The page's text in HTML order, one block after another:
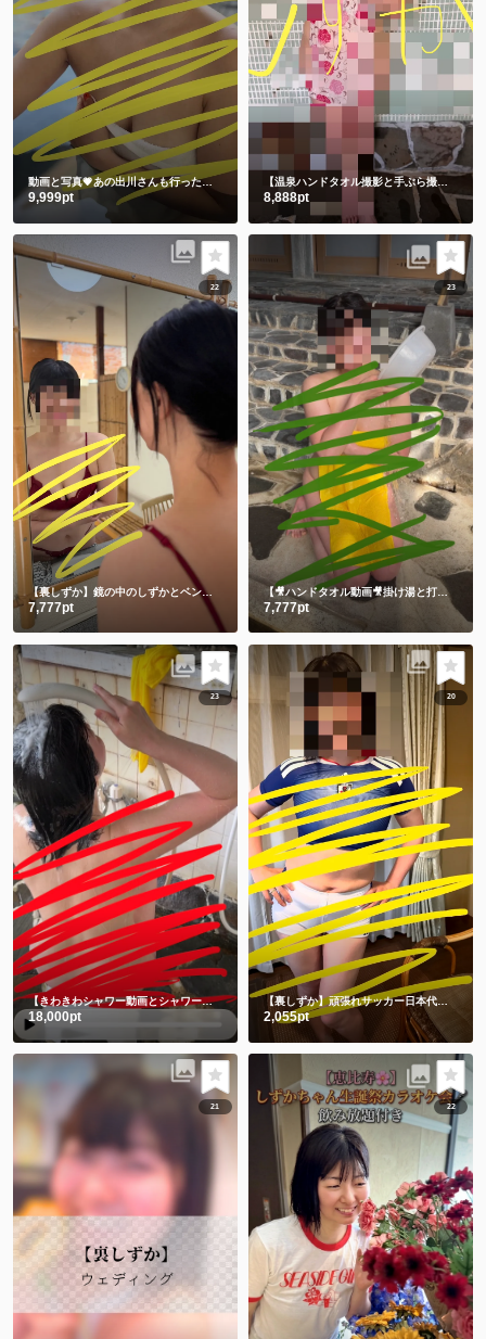
動画と写真💗あの出川さんも行った温泉 3年前の私です🫣 スマホの中に埋もれてました😋
9,999pt
【温泉ハンドタオル撮影と手ぶら撮影】撮りたてホヤホヤ💕今のしずかを見て下さい💗
8,888pt
22
【裏しずか】鏡の中のしずかとベンチに座る生しずかどっちが好き？💕
7,777pt
23
【🎥ハンドタオル動画🎥掛け湯と打たせ湯】温泉に入る時は掛け湯しよ💕打たせ湯熱すぎた😂
7,777pt
23
【きわきわシャワー動画とシャワー後写真】朝シャワーでさっぱり💗
18,000pt
20
2,055pt
21 22